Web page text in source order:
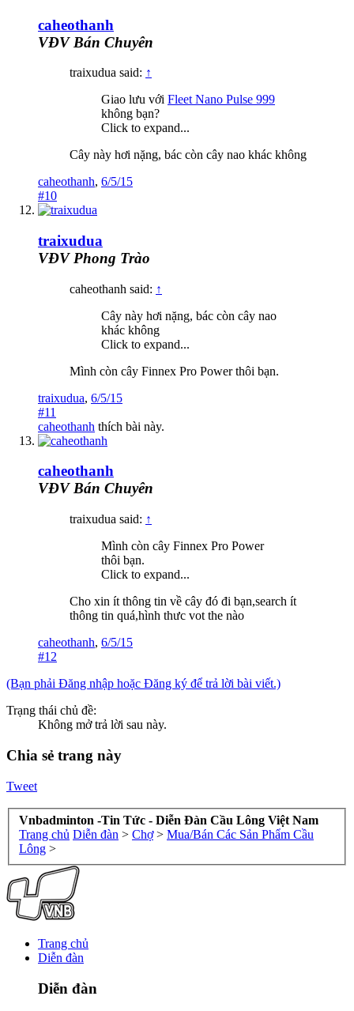
caheothanh
VĐV Bán Chuyên
traixudua said: ↑
Giao lưu với Fleet Nano Pulse 999
không bạn?
Click to expand...
Cây này hơi nặng, bác còn cây nao khác không
caheothanh, 6/5/15
#10
traixudua
VĐV Phong Trào
caheothanh said: ↑
Cây này hơi nặng, bác còn cây nao
khác không
Click to expand...
Mình còn cây Finnex Pro Power thôi bạn.
traixudua, 6/5/15
#11
caheothanh thích bài này.
caheothanh
VĐV Bán Chuyên
traixudua said: ↑
Mình còn cây Finnex Pro Power
thôi bạn.
Click to expand...
Cho xin ít thông tin về cây đó đi bạn,search ít
thông tin quá,hình thưc vot the nào
caheothanh, 6/5/15
#12
(Bạn phải Đăng nhập hoặc Đăng ký để trả lời bài viết.)
Trạng thái chủ đề:
Không mở trả lời sau này.
Chia sẻ trang này
Tweet
Vnbadminton -Tin Tức - Diễn Đàn Cầu Lông Việt Nam
Trang chủ Diễn đàn > Chợ > Mua/Bán Các Sản Phẩm Cầu
Lông >
Trang chủ
Diễn đàn
Diễn đàn